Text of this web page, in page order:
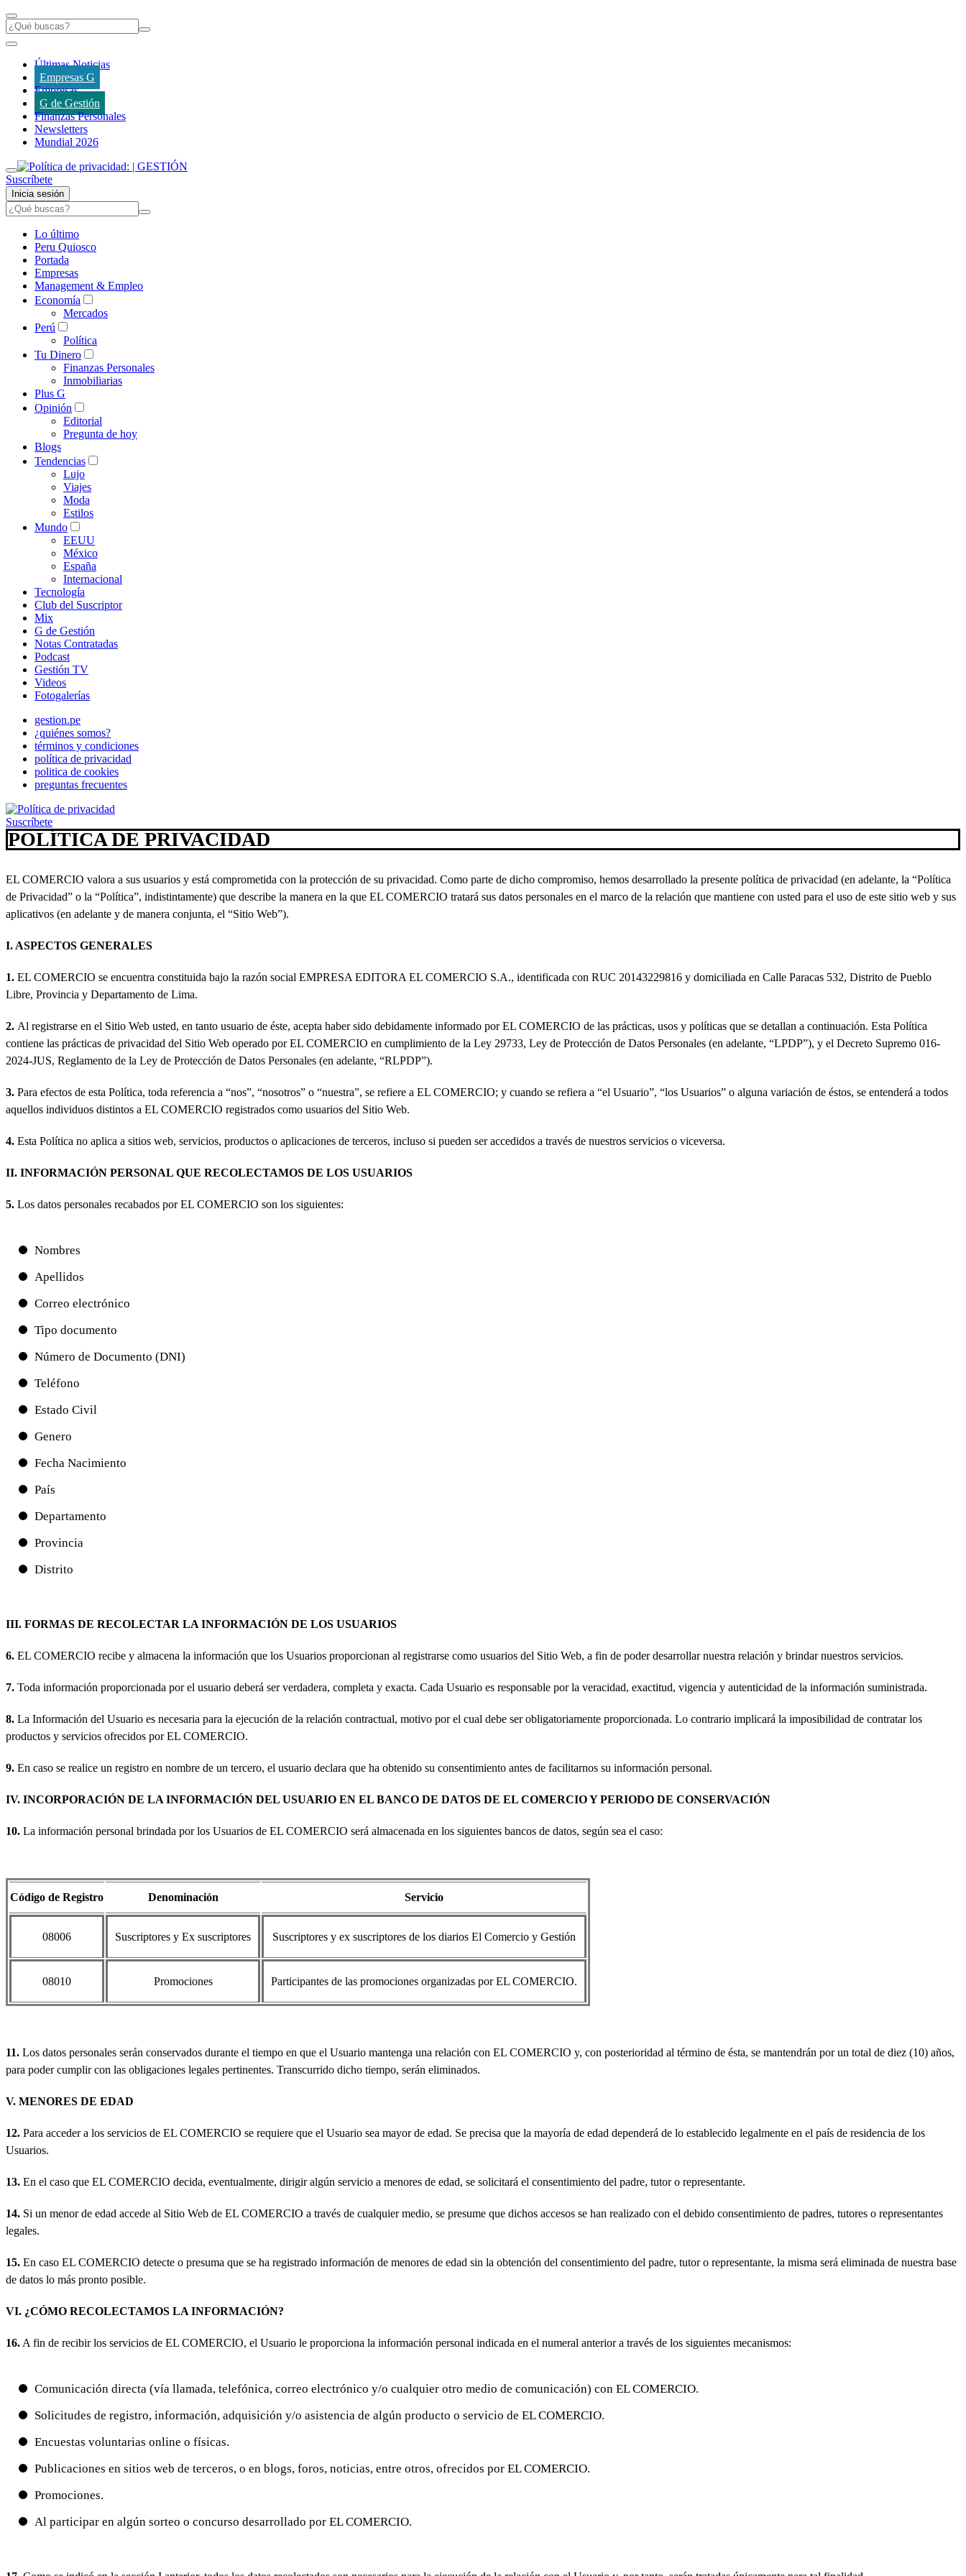
Últimas Noticias
Empresas G
Empresas
G de Gestión
Finanzas Personales
Newsletters
Mundial 2026
Suscríbete
Inicia sesión
Lo último
Peru Quiosco
Portada
Empresas
Management & Empleo
Economía
Mercados
Perú
Política
Tu Dinero
Finanzas Personales
Inmobiliarias
Plus G
Opinión
Editorial
Pregunta de hoy
Blogs
Tendencias
Lujo
Viajes
Moda
Estilos
Mundo
EEUU
México
España
Internacional
Tecnología
Club del Suscriptor
Mix
G de Gestión
Notas Contratadas
Podcast
Gestión TV
Videos
Fotogalerías
gestion.pe
¿quiénes somos?
términos y condiciones
política de privacidad
politica de cookies
preguntas frecuentes
Suscríbete
POLÍTICA DE PRIVACIDAD
EL COMERCIO valora a sus usuarios y está comprometida con la protección de su privacidad. Como parte de dicho compromiso, hemos desarrollado la presente política de privacidad (en adelante, la “Política
de Privacidad” o la “Política”, indistintamente) que describe la manera en la que EL COMERCIO tratará sus datos personales en el marco de la relación que mantiene con usted para el uso de este sitio web y sus
aplicativos (en adelante y de manera conjunta, el “Sitio Web”).
I. ASPECTOS GENERALES
1. EL COMERCIO se encuentra constituida bajo la razón social EMPRESA EDITORA EL COMERCIO S.A., identificada con RUC 20143229816 y domiciliada en Calle Paracas 532, Distrito de Pueblo
Libre, Provincia y Departamento de Lima.
2. Al registrarse en el Sitio Web usted, en tanto usuario de éste, acepta haber sido debidamente informado por EL COMERCIO de las prácticas, usos y políticas que se detallan a continuación. Esta Política
contiene las prácticas de privacidad del Sitio Web operado por EL COMERCIO en cumplimiento de la Ley 29733, Ley de Protección de Datos Personales (en adelante, “LPDP”), y el Decreto Supremo 016-
2024-JUS, Reglamento de la Ley de Protección de Datos Personales (en adelante, “RLPDP”).
3. Para efectos de esta Política, toda referencia a “nos”, “nosotros” o “nuestra”, se refiere a EL COMERCIO; y cuando se refiera a “el Usuario”, “los Usuarios” o alguna variación de éstos, se entenderá a todos
aquellos individuos distintos a EL COMERCIO registrados como usuarios del Sitio Web.
4. Esta Política no aplica a sitios web, servicios, productos o aplicaciones de terceros, incluso si pueden ser accedidos a través de nuestros servicios o viceversa.
II. INFORMACIÓN PERSONAL QUE RECOLECTAMOS DE LOS USUARIOS
5. Los datos personales recabados por EL COMERCIO son los siguientes:
Nombres
Apellidos
Correo electrónico
Tipo documento
Número de Documento (DNI)
Teléfono
Estado Civil
Genero
Fecha Nacimiento
País
Departamento
Provincia
Distrito
III. FORMAS DE RECOLECTAR LA INFORMACIÓN DE LOS USUARIOS
6. EL COMERCIO recibe y almacena la información que los Usuarios proporcionan al registrarse como usuarios del Sitio Web, a fin de poder desarrollar nuestra relación y brindar nuestros servicios.
7. Toda información proporcionada por el usuario deberá ser verdadera, completa y exacta. Cada Usuario es responsable por la veracidad, exactitud, vigencia y autenticidad de la información suministrada.
8. La Información del Usuario es necesaria para la ejecución de la relación contractual, motivo por el cual debe ser obligatoriamente proporcionada. Lo contrario implicará la imposibilidad de contratar los
productos y servicios ofrecidos por EL COMERCIO.
9. En caso se realice un registro en nombre de un tercero, el usuario declara que ha obtenido su consentimiento antes de facilitarnos su información personal.
IV. INCORPORACIÓN DE LA INFORMACIÓN DEL USUARIO EN EL BANCO DE DATOS DE EL COMERCIO Y PERIODO DE CONSERVACIÓN
10. La información personal brindada por los Usuarios de EL COMERCIO será almacenada en los siguientes bancos de datos, según sea el caso:
Código de Registro Denominación Servicio
08006 Suscriptores y Ex suscriptores Suscriptores y ex suscriptores de los diarios El Comercio y Gestión
08010 Promociones Participantes de las promociones organizadas por EL COMERCIO.
11. Los datos personales serán conservados durante el tiempo en que el Usuario mantenga una relación con EL COMERCIO y, con posterioridad al término de ésta, se mantendrán por un total de diez (10) años,
para poder cumplir con las obligaciones legales pertinentes. Transcurrido dicho tiempo, serán eliminados.
V. MENORES DE EDAD
12. Para acceder a los servicios de EL COMERCIO se requiere que el Usuario sea mayor de edad. Se precisa que la mayoría de edad dependerá de lo establecido legalmente en el país de residencia de los
Usuarios.
13. En el caso que EL COMERCIO decida, eventualmente, dirigir algún servicio a menores de edad, se solicitará el consentimiento del padre, tutor o representante.
14. Si un menor de edad accede al Sitio Web de EL COMERCIO a través de cualquier medio, se presume que dichos accesos se han realizado con el debido consentimiento de padres, tutores o representantes
legales.
15. En caso EL COMERCIO detecte o presuma que se ha registrado información de menores de edad sin la obtención del consentimiento del padre, tutor o representante, la misma será eliminada de nuestra base
de datos lo más pronto posible.
VI. ¿CÓMO RECOLECTAMOS LA INFORMACIÓN?
16. A fin de recibir los servicios de EL COMERCIO, el Usuario le proporciona la información personal indicada en el numeral anterior a través de los siguientes mecanismos:
Comunicación directa (vía llamada, telefónica, correo electrónico y/o cualquier otro medio de comunicación) con EL COMERCIO.
Solicitudes de registro, información, adquisición y/o asistencia de algún producto o servicio de EL COMERCIO.
Encuestas voluntarias online o físicas.
Publicaciones en sitios web de terceros, o en blogs, foros, noticias, entre otros, ofrecidos por EL COMERCIO.
Promociones.
Al participar en algún sorteo o concurso desarrollado por EL COMERCIO.